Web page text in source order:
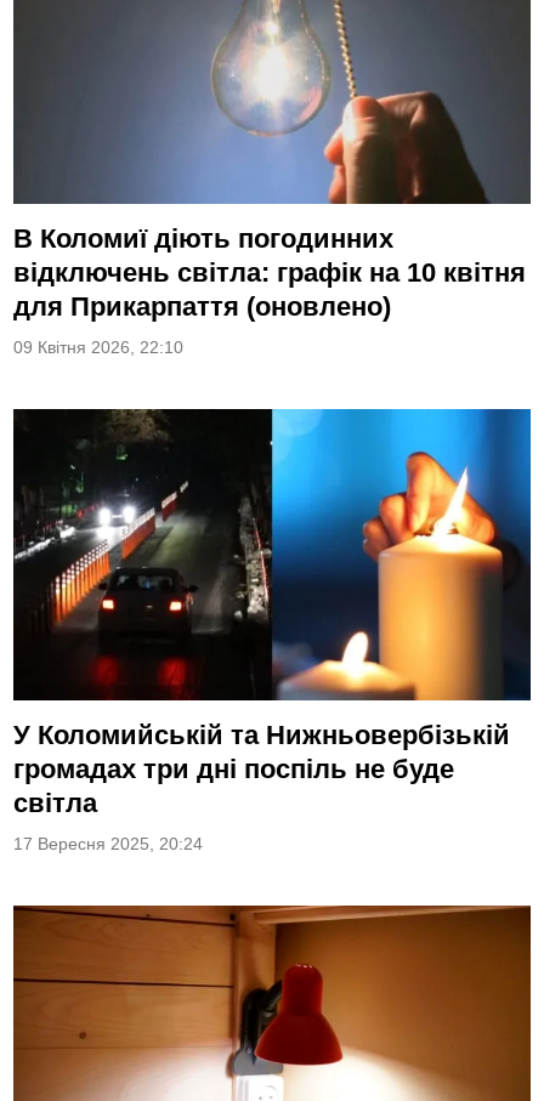
В Коломиї діють погодинних
відключень світла: графік на 10 квітня
для Прикарпаття (оновлено)
09 Квітня 2026, 22:10
У Коломийській та Нижньовербізькій
громадах три дні поспіль не буде
світла
17 Вересня 2025, 20:24